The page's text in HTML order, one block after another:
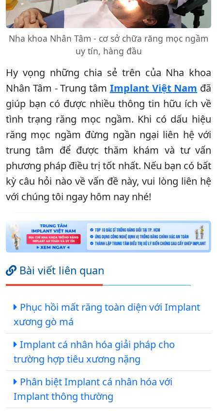
Nha khoa Nhân Tâm - cơ sở chữa răng mọc ngầm
uy tín, hàng đầu
Hy vọng những chia sẻ trên của Nha khoa
Nhân Tâm - Trung tâm Implant Việt Nam đã
giúp bạn có được nhiều thông tin hữu ích về
tình trạng răng mọc ngầm. Khi có dấu hiệu
răng mọc ngầm đừng ngần ngại liên hệ với
trung tâm để được thăm khám và tư vấn
phương pháp điều trị tốt nhất. Nếu bạn có bất
kỳ câu hỏi nào về vấn đề này, vui lòng liên hệ
với chúng tôi ngay hôm nay nhé!
Bài viết liên quan
Phục hồi mất răng toàn diện với Implant
xương gò má
Implant cá nhân hóa giải pháp cho
trường hợp tiêu xương nặng
Phân biệt Implant cá nhân hóa với
Implant thông thường